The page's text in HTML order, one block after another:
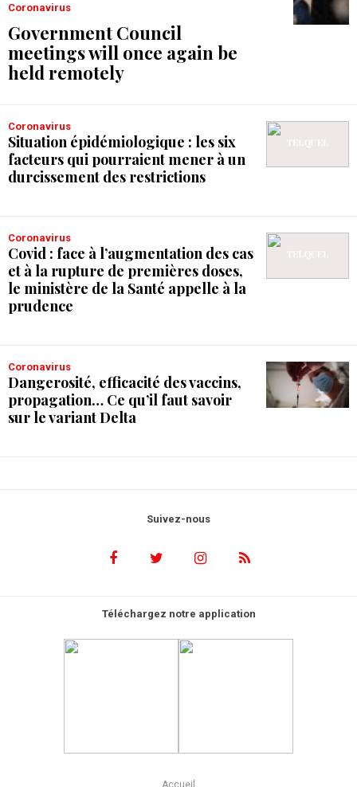
Coronavirus
Government Council
meetings will once again be
held remotely
Coronavirus
Situation épidémiologique : les six
facteurs qui pourraient mener à un
durcissement des restrictions
Coronavirus
Covid : face à l’augmentation des cas
et à la rupture de premières doses,
le ministère de la Santé appelle à la
prudence
Coronavirus
Dangerosité, efficacité des vaccins,
propagation… Ce qu’il faut savoir
sur le variant Delta
Suivez-nous
Téléchargez notre application
Accueil